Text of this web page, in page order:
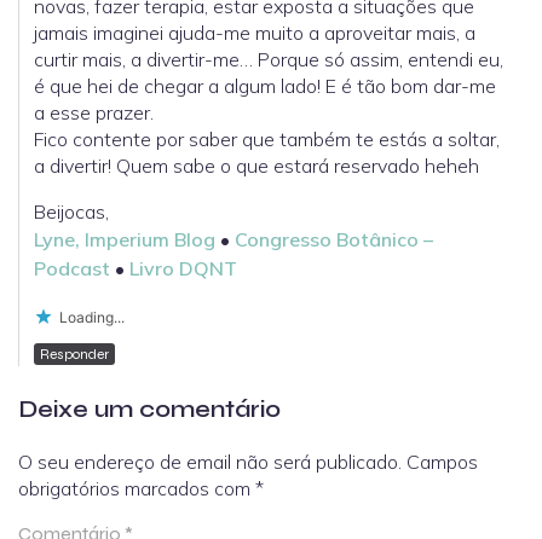
novas, fazer terapia, estar exposta a situações que
jamais imaginei ajuda-me muito a aproveitar mais, a
curtir mais, a divertir-me… Porque só assim, entendi eu,
é que hei de chegar a algum lado! E é tão bom dar-me
a esse prazer.
Fico contente por saber que também te estás a soltar,
a divertir! Quem sabe o que estará reservado heheh
Beijocas,
Lyne, Imperium Blog • Congresso Botânico –
Podcast • Livro DQNT
Loading...
Responder
Deixe um comentário
O seu endereço de email não será publicado. Campos
obrigatórios marcados com *
Comentário *